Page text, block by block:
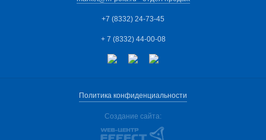
+7 (8332) 24-73-45
+ 7 (8332) 44-00-08
Политика конфиденциальности
Создание сайта: